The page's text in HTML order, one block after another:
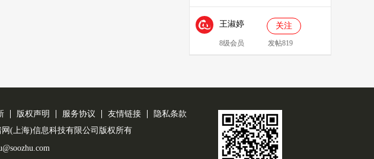
王淑婷 关注
8级会员 发帖819
版权声明 服务协议 友情链接
隐私条款
网(上海)信息科技有限公司版权所有